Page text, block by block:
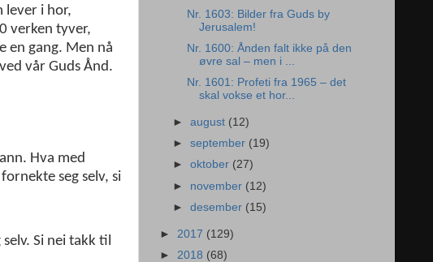
lever i hor,
verken tyver,
en gang. Men nå
vår Guds Ånd.
Hva med
seg selv, si
Si nei takk til
Nr. 1603: Bilder fra Guds by
Jerusalem!
Nr. 1600: Ånden falt ikke på den
øvre sal – men i ...
Nr. 1601: Profeti fra 1965 – det
skal vokse et hor...
►august (12)
►september (19)
►oktober (27)
► november (12)
►desember (15)
► 2017 (129)
► 2018 (68)